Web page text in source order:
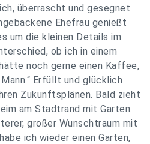
überrascht und gesegnet
Ehefrau genießt
um die kleinen Details im
ob ich in einem
noch gerne einen Kaffee,
Erfüllt und glücklich
Zukunftsplänen. Bald zieht
am Stadtrand mit Garten.
großer Wunschtraum mit
ich wieder einen Garten,